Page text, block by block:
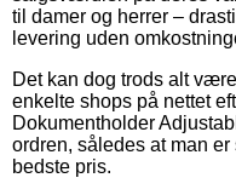
til damer og herrer –
levering uden
Det kan dog trods alt
enkelte shops på nettet
Dokumentholder
ordren, således at man
bedste pris.